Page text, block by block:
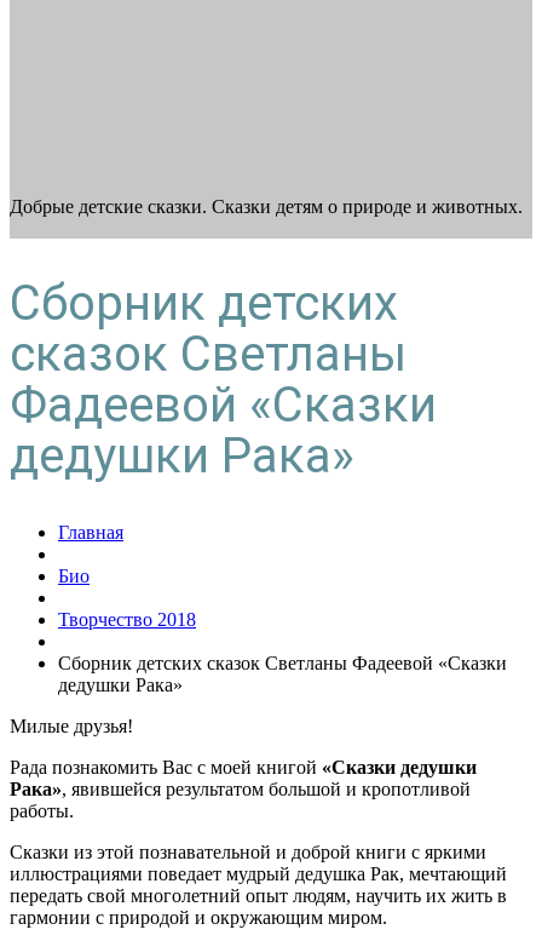
Добрые детские сказки. Сказки детям о природе и животных.
Сборник детских
сказок Светланы
Фадеевой «Сказки
дедушки Рака»
Главная
Био
Творчество 2018
Сборник детских сказок Светланы Фадеевой «Сказки
дедушки Рака»
Милые друзья!
Рада познакомить Вас с моей книгой «Сказки дедушки
Рака», явившейся результатом большой и кропотливой
работы.
Сказки из этой познавательной и доброй книги с яркими
иллюстрациями поведает мудрый дедушка Рак, мечтающий
передать свой многолетний опыт людям, научить их жить в
гармонии с природой и окружающим миром.